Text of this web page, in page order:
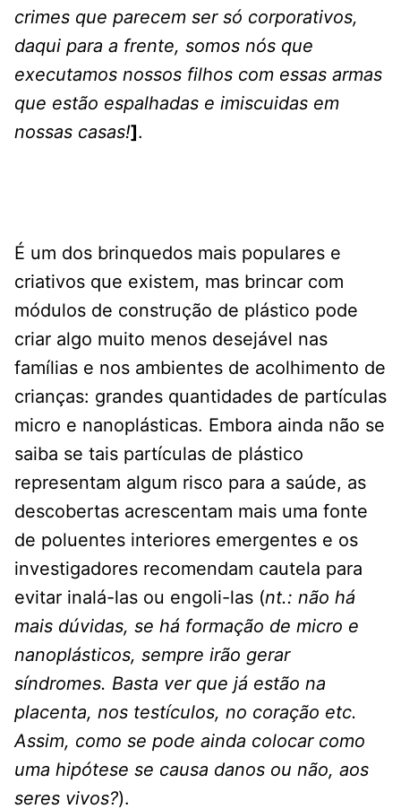
crimes que parecem ser só corporativos,
daqui para a frente, somos nós que
executamos nossos filhos com essas armas
que estão espalhadas e imiscuidas em
nossas casas!].
É um dos brinquedos mais populares e
criativos que existem, mas brincar com
módulos de construção de plástico pode
criar algo muito menos desejável nas
famílias e nos ambientes de acolhimento de
crianças: grandes quantidades de partículas
micro e nanoplásticas. Embora ainda não se
saiba se tais partículas de plástico
representam algum risco para a saúde, as
descobertas acrescentam mais uma fonte
de poluentes interiores emergentes e os
investigadores recomendam cautela para
evitar inalá-las ou engoli-las (nt.: não há
mais dúvidas, se há formação de micro e
nanoplásticos, sempre irão gerar
síndromes. Basta ver que já estão na
placenta, nos testículos, no coração etc.
Assim, como se pode ainda colocar como
uma hipótese se causa danos ou não, aos
seres vivos?).